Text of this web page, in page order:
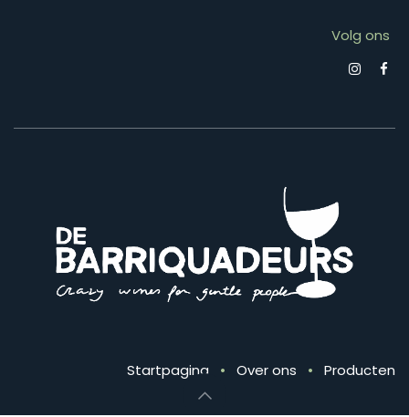
Volg ons
Startpagina • Over ons • Producten